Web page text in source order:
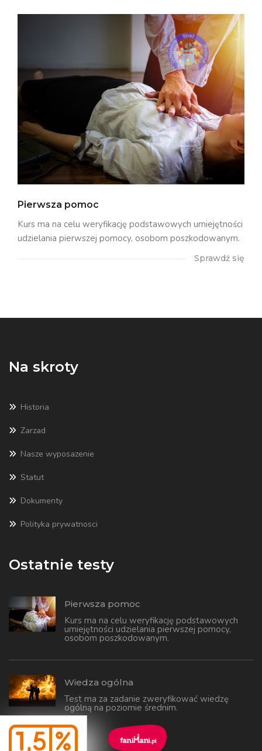
Pierwsza pomoc
Kurs ma na celu weryfikację podstawowych umiejętności
udzielania pierwszej pomocy, osobom poszkodowanym.
Sprawdź się
Na skroty
Historia
Zarzad
Nasze wyposazenie
Statut
Dokumenty
Polityka prywatnosci
Ostatnie testy
Pierwsza pomoc
Kurs ma na celu weryfikację podstawowych
umiejętności udzielania pierwszej pomocy,
osobom poszkodowanym.
Wiedza ogólna
Test ma za zadanie zweryfikować wiedzę
ogólną na poziomie średnim.